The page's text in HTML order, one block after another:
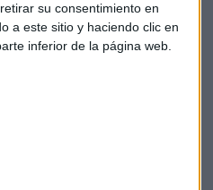
su consentimiento en
a este sitio y haciendo clic en
inferior de la página web.
boletines
más importantes del día